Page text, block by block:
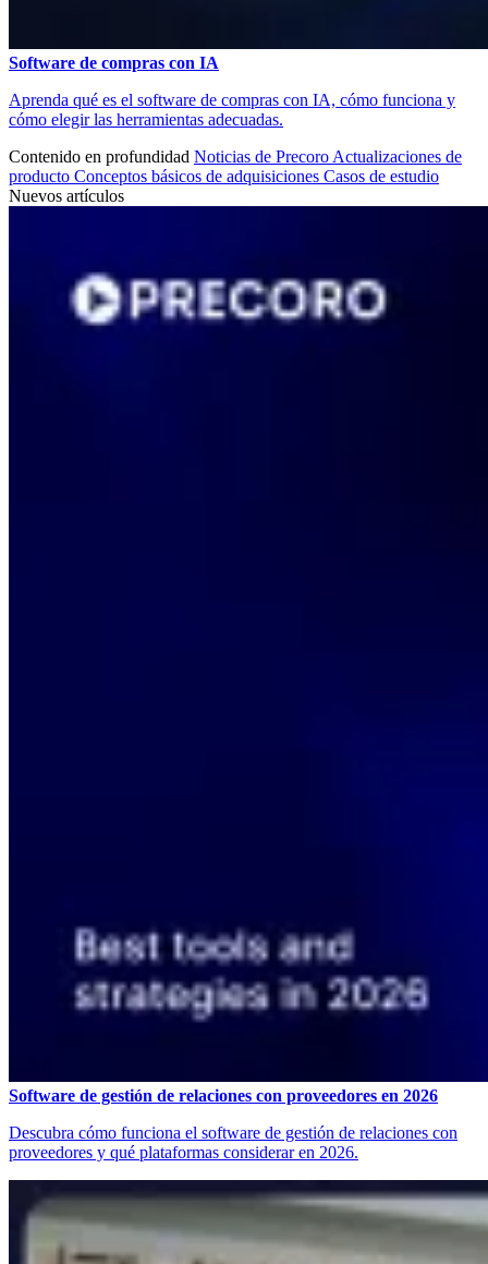
Software de compras con IA
Aprenda qué es el software de compras con IA, cómo funciona y
cómo elegir las herramientas adecuadas.
Contenido en profundidad Noticias de Precoro Actualizaciones de
producto Conceptos básicos de adquisiciones Casos de estudio
Nuevos artículos
Software de gestión de relaciones con proveedores en 2026
Descubra cómo funciona el software de gestión de relaciones con
proveedores y qué plataformas considerar en 2026.